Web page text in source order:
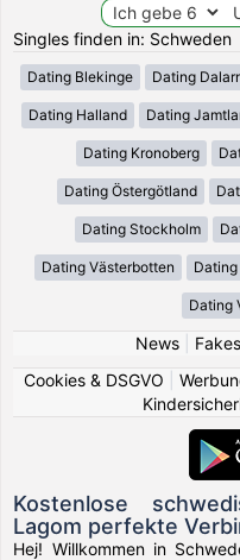
Singles finden in: Schweden
Dating Blekinge Dating
Dating Halland Dating
Dating Kronoberg
Dating Östergötland
Dating Stockholm
Dating Västerbotten
Dating
News| Fakes
Cookies & DSGVO
Kostenlose
Lagom perfekte
Hej! Willkommen in